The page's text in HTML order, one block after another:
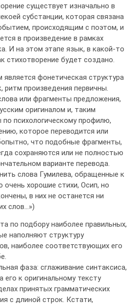
существует изначально в
субстанции, которая связана
происходящим с поэтом, и
в произведение в рамках
И на этом этапе язык, в какой-то
стихотворение будет создано.
фонетическая структура
ритм произведения первичны.
или фрагменты предложения,
оригиналом и, таким
психологическому профилю,
которое переводится или
что подобные фрагменты,
сохраняются или не полностью
варианте перевода.
слова Гумилева, обращенные к
хорошие стихи, Осип, но
в них не останется ни
слов…»)
по подбору наиболее правильных,
наполняют структуру
наиболее соответствующих его
фаза: сглаживание синтаксиса,
его к оригинальному тексту
принятых грамматических
с длиной строк. Кстати,